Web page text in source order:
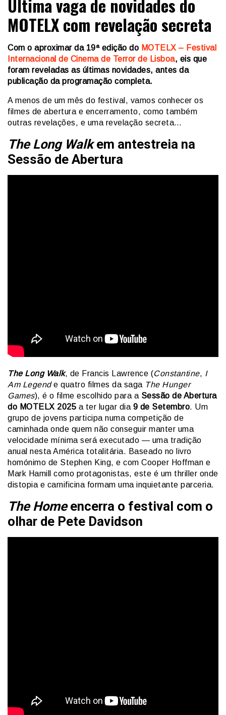
Última vaga de novidades do
MOTELX com revelação secreta
Com o aproximar da 19ª edição do MOTELX – Festival
Internacional de Cinema de Terror de Lisboa, eis que
foram reveladas as últimas novidades, antes da
publicação da programação completa.
A menos de um mês do festival, vamos conhecer os
filmes de abertura e encerramento, como também
outras revelações, e uma revelação secreta…
The Long Walkem antestreia na
Sessão de Abertura
The Long Walk, de Francis Lawrence (Constantine, I
Am Legende quatro filmes da saga The Hunger
Games), é o filme escolhido para a Sessão de Abertura
do MOTELX 2025 a ter lugar dia 9 de Setembro. Um
grupo de jovens participa numa competição de
caminhada onde quem não conseguir manter uma
velocidade mínima será executado — uma tradição
anual nesta América totalitária. Baseado no livro
homónimo de Stephen King, e com Cooper Hoffman e
Mark Hamill como protagonistas, este é um thriller onde
distopia e carnificina formam uma inquietante parceria.
The Homeencerra o festival com o
olhar de Pete Davidson